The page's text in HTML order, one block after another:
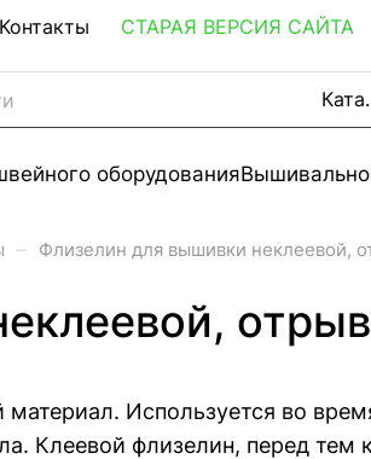
Контакты СТАРАЯ ВЕРСИЯ САЙТА
оборудования
– Флизелин для вышивки неклеевой,
Используется во
Клеевой флизелин, перед